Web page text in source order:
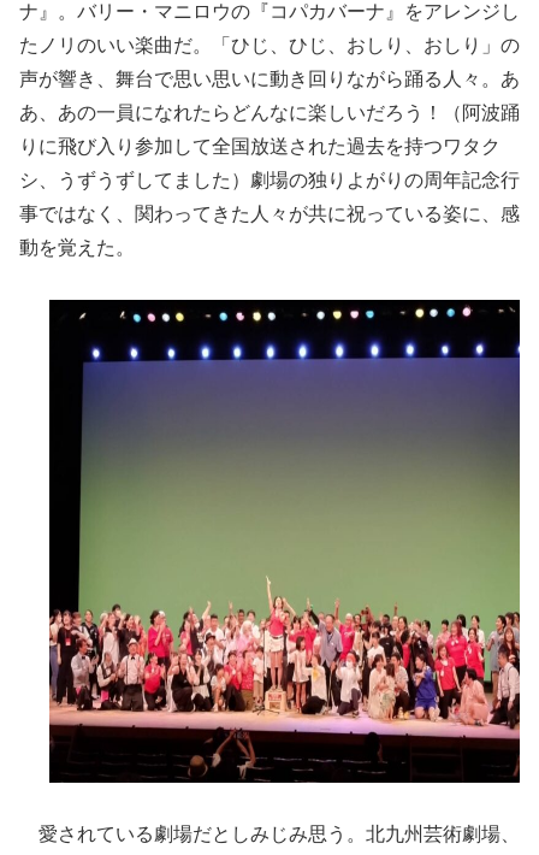
ナ』。バリー・マニロウの『コパカバーナ』をアレンジし
たノリのいい楽曲だ。「ひじ、ひじ、おしり、おしり」の
声が響き、舞台で思い思いに動き回りながら踊る人々。あ
あ、あの一員になれたらどんなに楽しいだろう！（阿波踊
りに飛び入り参加して全国放送された過去を持つワタク
シ、うずうずしてました）劇場の独りよがりの周年記念行
事ではなく、関わってきた人々が共に祝っている姿に、感
動を覚えた。
愛されている劇場だとしみじみ思う。北九州芸術劇場、